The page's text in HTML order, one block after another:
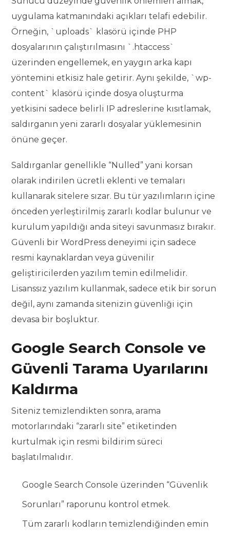
uygulama katmanındaki açıkları telafi edebilir.
Örneğin, `uploads` klasörü içinde PHP
dosyalarının çalıştırılmasını `.htaccess`
üzerinden engellemek, en yaygın arka kapı
yöntemini etkisiz hale getirir. Aynı şekilde, `wp-
content` klasörü içinde dosya oluşturma
yetkisini sadece belirli IP adreslerine kısıtlamak,
saldırganın yeni zararlı dosyalar yüklemesinin
önüne geçer.
Saldırganlar genellikle “Nulled” yani korsan
olarak indirilen ücretli eklenti ve temaları
kullanarak sitelere sızar. Bu tür yazılımların içine
önceden yerleştirilmiş zararlı kodlar bulunur ve
kurulum yapıldığı anda siteyi savunmasız bırakır.
Güvenli bir WordPress deneyimi için sadece
resmi kaynaklardan veya güvenilir
geliştiricilerden yazılım temin edilmelidir.
Lisanssız yazılım kullanmak, sadece etik bir sorun
değil, aynı zamanda sitenizin güvenliği için
devasa bir boşluktur.
Google Search Console ve
Güvenli Tarama Uyarılarını
Kaldırma
Siteniz temizlendikten sonra, arama
motorlarındaki “zararlı site” etiketinden
kurtulmak için resmi bildirim süreci
başlatılmalıdır.
Google Search Console üzerinden “Güvenlik
Sorunları” raporunu kontrol etmek.
Tüm zararlı kodların temizlendiğinden emin